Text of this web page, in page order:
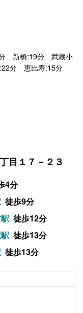
新橋:19分 武蔵小
分 恵比寿:15分
目１７－２３
4分
徒歩9分
徒歩12分
徒歩13分
徒歩13分